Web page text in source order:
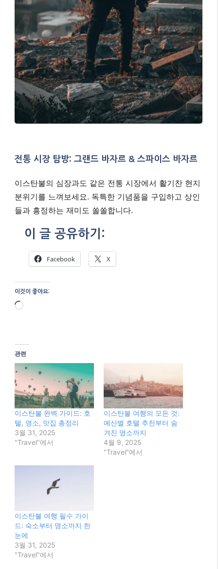
전통 시장 탐방: 그랜드 바자르 & 스파이스 바자르
이스탄불의 심장과도 같은 전통 시장에서 활기찬 현지
분위기를 느껴보세요. 독특한 기념품을 구입하고 상인
들과 흥정하는 재미도 쏠쏠합니다.
이 글 공유하기:
Facebook X
이것이 좋아요:
로
관련
이스탄불 완벽 가이드: 호
텔, 명소, 맛집 총정리
3월 31, 2025
"Travel"에서
이스탄불 여행의 모든 것:
예산별 호텔 추천부터 숨
겨진 명소까지
4월 9, 2025
"Travel"에서
이스탄불 여행 필수 가이
드: 숙소부터 명소까지 한
눈에
3월 31, 2025
"Travel"에서